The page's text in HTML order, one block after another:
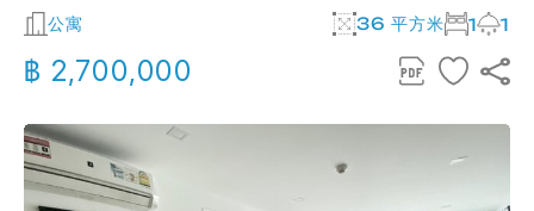
公寓 36 平方米 1 1
฿ 2,700,000